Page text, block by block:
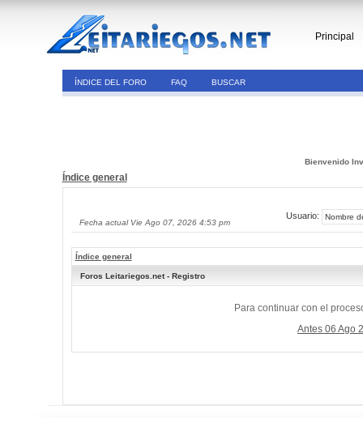
Principal
ÍNDICE DEL FORO FAQ BUSCAR
Bienvenido
Índice general
Fecha actual Vie Ago 07, 2026 4:53 pm
Usuario:
Índice general
Foros Leitariegos.net - Registro
Para continuar con el
Antes 06 Ago